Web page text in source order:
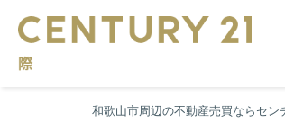
和歌山市周辺の不動産売買ならセン